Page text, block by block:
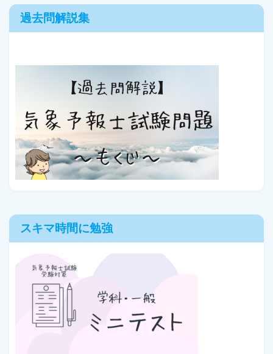
過去問解説集
スキマ時間に勉強